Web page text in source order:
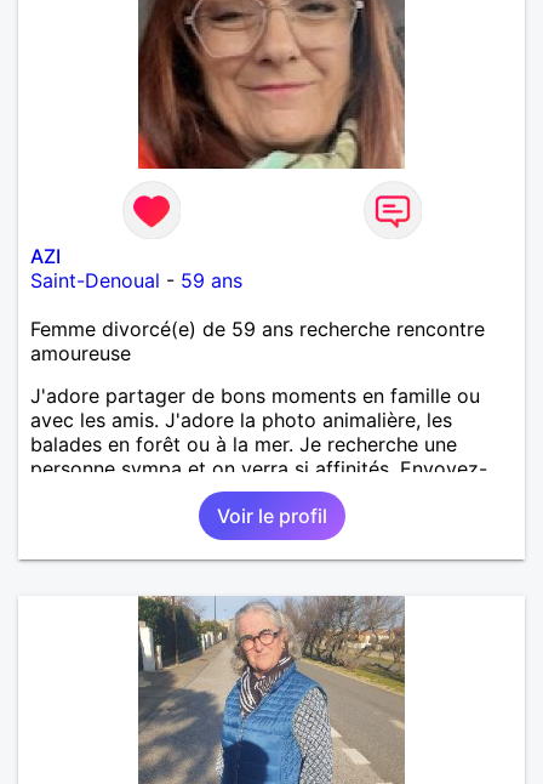
AZI
Saint-Denoual - 59 ans
Femme divorcé(e) de 59 ans recherche rencontre
amoureuse
J'adore partager de bons moments en famille ou
avec les amis. J'adore la photo animalière, les
balades en forêt ou à la mer. Je recherche une
personne sympa et on verra si affinités. Envoyez-
moi message. A bientôt.
Voir le profil